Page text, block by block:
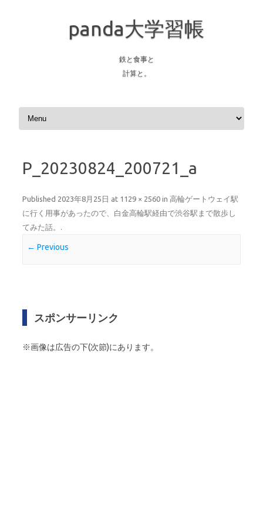
panda大学習帳
鉄と食事と
計算と。
Skip to content
P_20230824_200721_a
Published 2023年8月25日 at 1129 × 2560 in 高輪ゲートウェイ駅
に行く用事があったので、白金高輪駅経由で渋谷駅まで散歩し
てみた話。 .
← Previous
スポンサーリンク
※画像は広告の下(次節)にあります。